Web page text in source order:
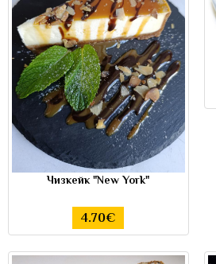
Чизкейк "New York"
4.70€